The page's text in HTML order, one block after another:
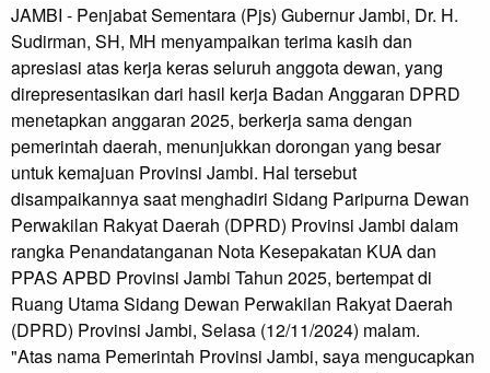
JAMBI - Penjabat Sementara (Pjs) Gubernur Jambi, Dr. H.
Sudirman, SH, MH menyampaikan terima kasih dan
apresiasi atas kerja keras seluruh anggota dewan, yang
direpresentasikan dari hasil kerja Badan Anggaran DPRD
menetapkan anggaran 2025, berkerja sama dengan
pemerintah daerah, menunjukkan dorongan yang besar
untuk kemajuan Provinsi Jambi. Hal tersebut
disampaikannya saat menghadiri Sidang Paripurna Dewan
Perwakilan Rakyat Daerah (DPRD) Provinsi Jambi dalam
rangka Penandatanganan Nota Kesepakatan KUA dan
PPAS APBD Provinsi Jambi Tahun 2025, bertempat di
Ruang Utama Sidang Dewan Perwakilan Rakyat Daerah
(DPRD) Provinsi Jambi, Selasa (12/11/2024) malam.
"Atas nama Pemerintah Provinsi Jambi, saya mengucapkan